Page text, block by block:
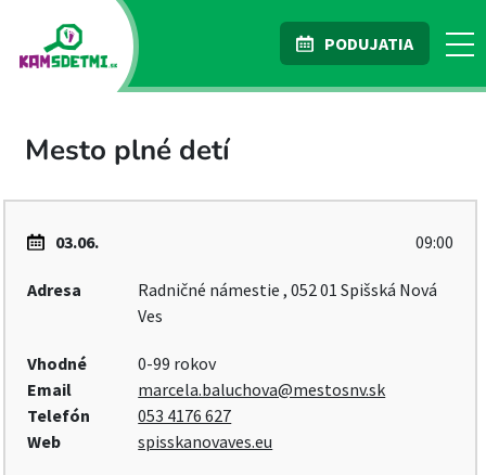
PODUJATIA
Mesto plné detí
03.06. 09:00
Adresa
Radničné námestie , 052 01 Spišská Nová
Ves
Vhodné
0-99 rokov
Email
marcela.baluchova@mestosnv.sk
Telefón
053 4176 627
Web
spisskanovaves.eu